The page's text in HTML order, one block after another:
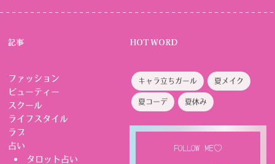
記事
ファッション
ビューティー
スクール
ライフスタイル
ラブ
占い
タロット占い
HOT WORD
キャラ立ちガール 夏メイク
夏コーデ 夏休み
FOLLOW ME♡